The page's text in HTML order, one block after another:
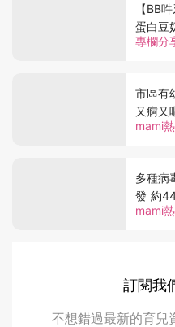
專欄分
【BB
蛋白豆
mami
市區有
又痾又
mami
多種病
發 約
訂閱我
不想錯過最新的育兒